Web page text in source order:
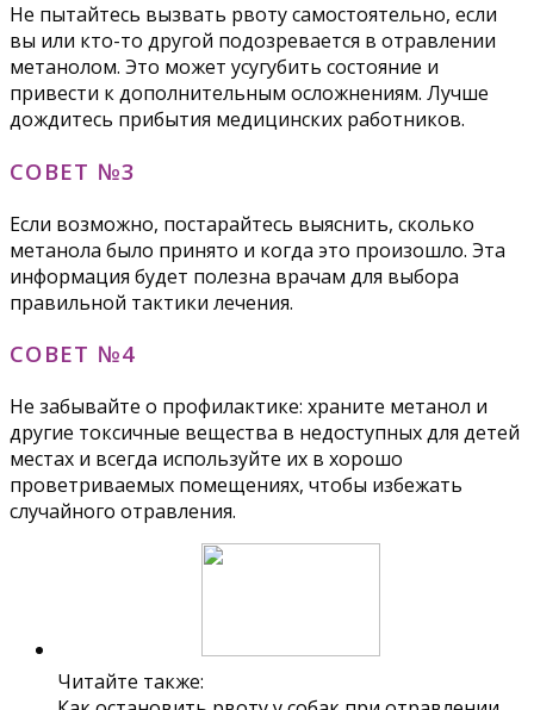
Не пытайтесь вызвать рвоту самостоятельно, если
вы или кто-то другой подозревается в отравлении
метанолом. Это может усугубить состояние и
привести к дополнительным осложнениям. Лучше
дождитесь прибытия медицинских работников.
СОВЕТ №3
Если возможно, постарайтесь выяснить, сколько
метанола было принято и когда это произошло. Эта
информация будет полезна врачам для выбора
правильной тактики лечения.
СОВЕТ №4
Не забывайте о профилактике: храните метанол и
другие токсичные вещества в недоступных для детей
местах и всегда используйте их в хорошо
проветриваемых помещениях, чтобы избежать
случайного отравления.
Читайте также: